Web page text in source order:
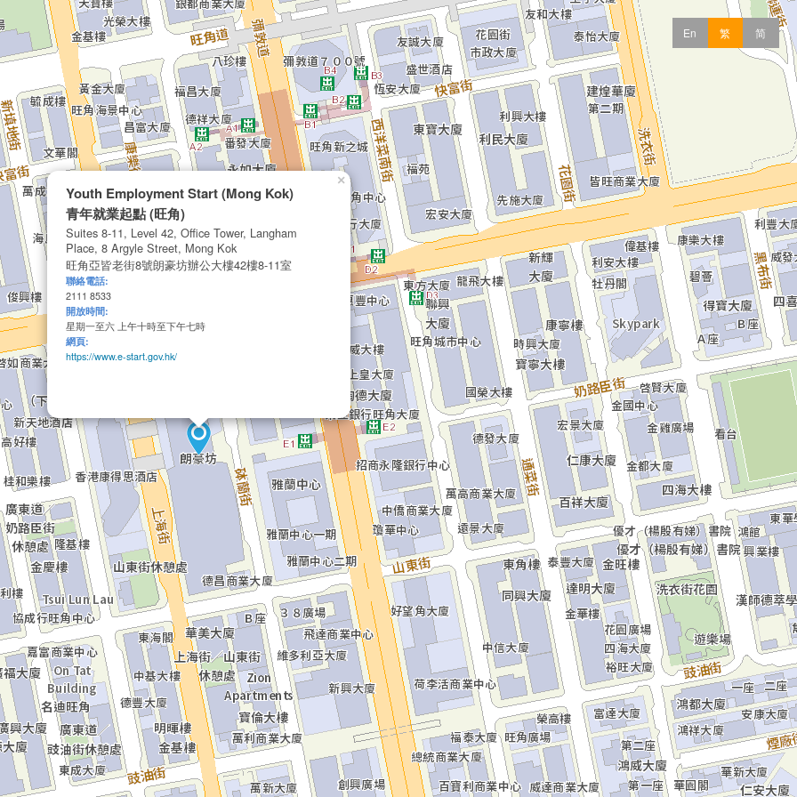
En 繁 简
Youth Employment Start (Mong Kok)
青年就業起點 (旺角)
Suites 8-11, Level 42, Office Tower, Langham
Place, 8 Argyle Street, Mong Kok
旺角亞皆老街8號朗豪坊辦公大樓42樓8-11室
聯絡電話:
2111 8533
開放時間:
星期一至六 上午十時至下午七時
網頁:
https://www.e-start.gov.hk/
×